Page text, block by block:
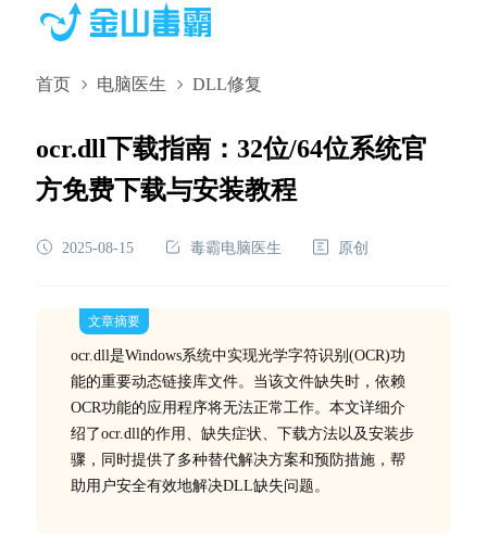
首页 电脑医生 DLL修复
ocr.dll下载指南：32位/64位系统官
方免费下载与安装教程
2025-08-15 毒霸电脑医生 原创
文章摘要
ocr.dll是Windows系统中实现光学字符识别(OCR)功
能的重要动态链接库文件。当该文件缺失时，依赖
OCR功能的应用程序将无法正常工作。本文详细介
绍了ocr.dll的作用、缺失症状、下载方法以及安装步
骤，同时提供了多种替代解决方案和预防措施，帮
助用户安全有效地解决DLL缺失问题。